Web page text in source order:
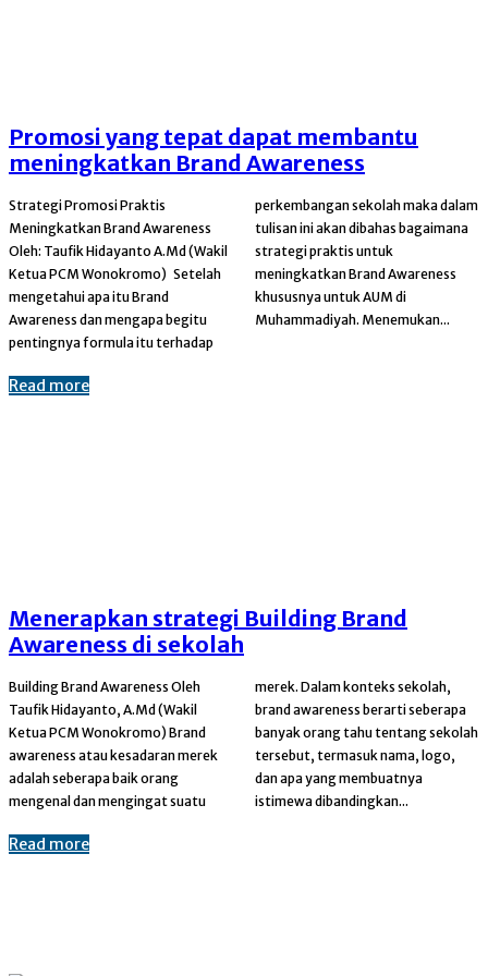
Promosi yang tepat dapat membantu
meningkatkan Brand Awareness
Strategi Promosi Praktis
Meningkatkan Brand Awareness
Oleh: Taufik Hidayanto A.Md (Wakil
Ketua PCM Wonokromo) Setelah
mengetahui apa itu Brand
Awareness dan mengapa begitu
pentingnya formula itu terhadap
perkembangan sekolah maka dalam
tulisan ini akan dibahas bagaimana
strategi praktis untuk
meningkatkan Brand Awareness
khususnya untuk AUM di
Muhammadiyah. Menemukan...
Read more
Menerapkan strategi Building Brand
Awareness di sekolah
Building Brand Awareness Oleh
Taufik Hidayanto, A.Md (Wakil
Ketua PCM Wonokromo) Brand
awareness atau kesadaran merek
adalah seberapa baik orang
mengenal dan mengingat suatu
merek. Dalam konteks sekolah,
brand awareness berarti seberapa
banyak orang tahu tentang sekolah
tersebut, termasuk nama, logo,
dan apa yang membuatnya
istimewa dibandingkan...
Read more